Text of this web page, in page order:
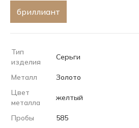
бриллиант
Тип
изделия
Серьги
Металл
Золото
Цвет
металла
желтый
Пробы
585